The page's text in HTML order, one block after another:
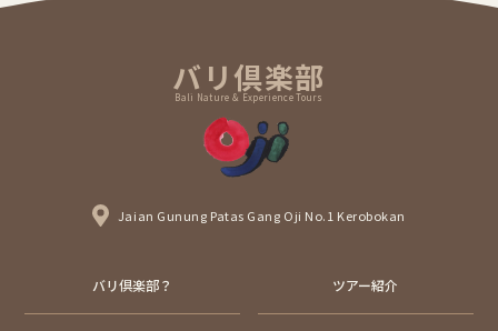
バリ倶楽部
Bali Nature & Experience Tours
Jaian Gunung Patas Gang Oji No.1 Kerobokan
バリ倶楽部？ ツアー紹介